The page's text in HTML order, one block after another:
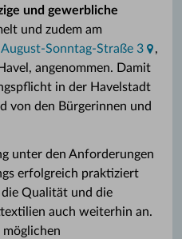
und gewerbliche
und zudem am
August-Sonntag-Straße 3
,
angenommen. Damit
in der Havelstadt
von den Bürgerinnen und
unter den Anforderungen
erfolgreich praktiziert
Qualität und die
auch weiterhin an.
möglichen